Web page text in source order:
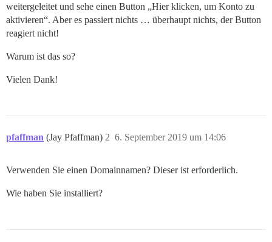
weitergeleitet und sehe einen Button „Hier klicken, um Konto zu
aktivieren“. Aber es passiert nichts … überhaupt nichts, der Button
reagiert nicht!
Warum ist das so?
Vielen Dank!
pfaffman (Jay Pfaffman) 6. September 2019 um 14:06
2
Verwenden Sie einen Domainnamen? Dieser ist erforderlich.
Wie haben Sie installiert?